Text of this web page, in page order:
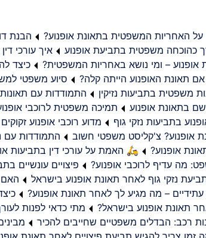
האחריות המשפטית בתאונת אופנוע?
הבנת
כהוכחה משפטית בתביעת אופנוע
איך עורכי
אופנוע – ומי נושא באחריות המשפטית?
כיצד
תאונת האופנוע הייתה קלה?
סיוע משפטי
משפטית בתביעות נזיקין
התמודדות עם
בתאונת אופנוע
תמיכה משפטית לרוכבי
בתביעות נזקי גוף
מדוע רוכבי אופנוע
אופנוע? צ'קליסט משפטי חשוב
התמודדות עם
אופנוע?
🛵 האמת על עורכי דין בתביעות
מה עדיף לרוכבי אופנוע?
פיצויים עונשיים
נזקי גוף לאחר תאונת אופנוע בישראל
האם
– מה מגיע לך לאחר תאונת אופנוע?
תאונת אופנוע בישראל?
מתי כדאי לפנות
רכב: הבדלים משפטיים שחייבים להכיר